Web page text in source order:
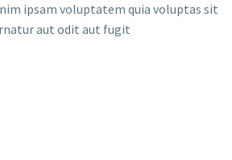
ipsam voluptatem quia voluptas sit
aut odit aut fugit